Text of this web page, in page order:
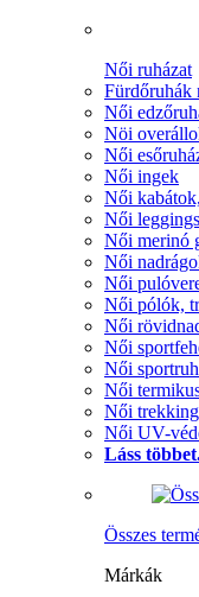
Női ruházat
Fürdőruhák
Női
Nöi
Női
Női ingek
Női
Női leggings
Női merinó
Női
Női
Női pólók,
Női
Női
Női
Női
Női
Női UV-
Láss
Összes
Márkák